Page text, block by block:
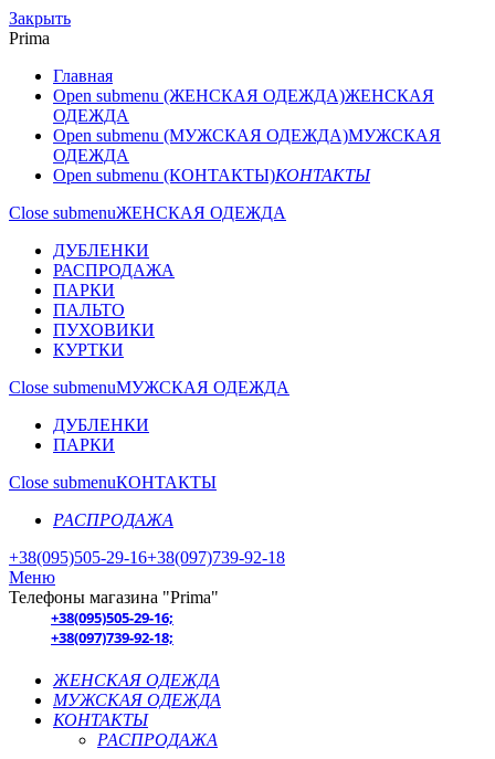
Закрыть
Prima
Главная
Open submenu (ЖЕНСКАЯ ОДЕЖДА)ЖЕНСКАЯ
ОДЕЖДА
Open submenu (МУЖСКАЯ ОДЕЖДА)МУЖСКАЯ
ОДЕЖДА
Open submenu (КОНТАКТЫ)КОНТАКТЫ
Close submenuЖЕНСКАЯ ОДЕЖДА
ДУБЛЕНКИ
РАСПРОДАЖА
ПАРКИ
ПАЛЬТО
ПУХОВИКИ
КУРТКИ
Close submenuМУЖСКАЯ ОДЕЖДА
ДУБЛЕНКИ
ПАРКИ
Close submenuКОНТАКТЫ
РАСПРОДАЖА
+38(095)505-29-16+38(097)739-92-18
Меню
Телефоны магазина "Prima"
+38(095)505-29-16;
+38(097)739-92-18;
ЖЕНСКАЯ ОДЕЖДА
МУЖСКАЯ ОДЕЖДА
КОНТАКТЫ
РАСПРОДАЖА